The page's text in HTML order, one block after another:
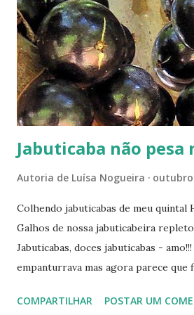
ba-nao-pesa-na-balanca.html 2-
https://
viajando-nos-sabores-7-mousse-
jabuticaba:
https://
verde-90-e-tempo-de-
Jabuticaba não pesa
Autoria de Luísa Nogueira outubro
Colhendo jabuticabas de meu quintal
Galhos de nossa jabuticabeira
Jabuticabas, doces jabuticabas -
empanturrava mas agora parece que
jabuticaba é rica em nutrientes
COMPARTILHAR POSTAR UM